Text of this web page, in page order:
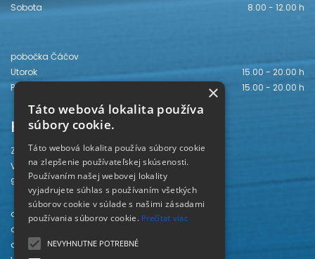
Sobota
8.00 - 12.00 h
pobočka Čáčov
Utorok
15.00 - 20.00 h
Piatok
15.00 - 20.00 h
Kontakt
Záhorská knižnica
Vajanského 28
905 01 Senica
odd. beletrie 034/654 3780
odd. odbornej literatúry 034/651 2710
odd. pre deti a mládež 034/654 6519
×
Táto webová lokalita používa
súbory cookie.
Táto webová lokalita používa súbory cookie
na zlepšenie používateľskej skúsenosti.
Používaním našej webovej lokality
vyjadrujete súhlas s používaním všetkých
súborov cookie v súlade s našimi zásadami
používania súborov cookie. Prečítať viac
NEVYHNUTNE POTREBNÉ